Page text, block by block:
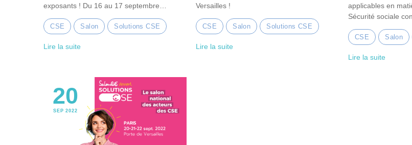
exposants ! Du 16 au 17 septembre…
CSE Salon Solutions CSE
Lire la suite
Versailles !
CSE Salon Solutions CSE
Lire la suite
applicables en
Sécurité sociale
CSE Salon
Lire la suite
20
SEP 2022